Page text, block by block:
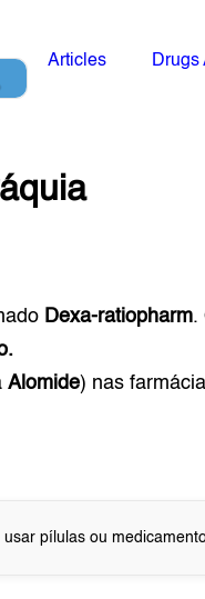
Articles Drugs
Dexa-ratiopharm.
Alomide) nas
pílulas ou